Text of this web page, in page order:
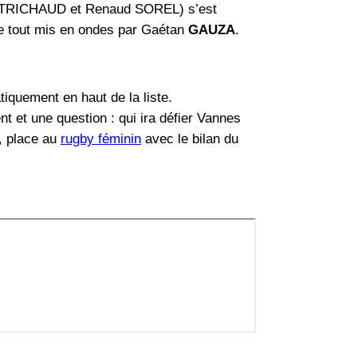
et Renaud SOREL) s’est
tout mis en ondes par Gaétan GAUZA.
en haut de la liste.
et une question : qui ira défier Vannes
place au rugby féminin avec le bilan du